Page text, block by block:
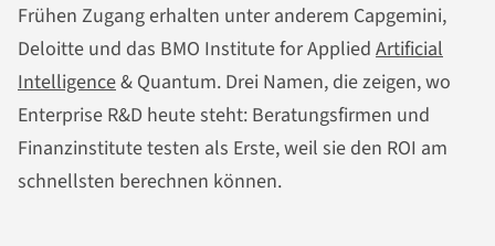
Frühen Zugang erhalten unter anderem Capgemini,
Deloitte und das BMO Institute for Applied Artificial
Intelligence& Quantum. Drei Namen, die zeigen, wo
Enterprise R&D heute steht: Beratungsfirmen und
Finanzinstitute testen als Erste, weil sie den ROI am
schnellsten berechnen können.